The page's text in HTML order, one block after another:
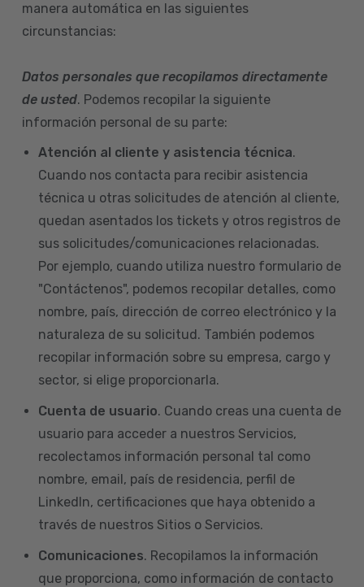
manera automática en las siguientes
circunstancias:
Datos personales que recopilamos directamente
de usted. Podemos recopilar la siguiente
información personal de su parte:
Atención al cliente y asistencia técnica.
Cuando nos contacta para recibir asistencia
técnica u otras solicitudes de atención al cliente,
quedan asentados los tickets y otros registros de
sus solicitudes/comunicaciones relacionadas.
Por ejemplo, cuando utiliza nuestro formulario de
"Contáctenos", podemos recopilar detalles, como
nombre, país, dirección de correo electrónico y la
naturaleza de su solicitud. También podemos
recopilar información sobre su empresa, cargo y
sector, si elige proporcionarla.
Cuenta de usuario. Cuando creas una cuenta de
usuario para acceder a nuestros Servicios,
recolectamos información personal tal como
nombre, email, país de residencia, perfil de
LinkedIn, certificaciones que haya obtenido a
través de nuestros Sitios o Servicios.
Comunicaciones. Recopilamos la información
que proporciona, como información de contacto